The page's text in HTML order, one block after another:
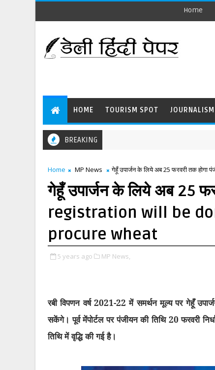
Home
HOME TOURISM SPOT
BREAKING
Home MP News गेहूँ उपार्जन के लिये अब 25 फरवरी तक
गेहूँ उपार्जन के लिये अब 25
registration will be
procure wheat
5 years ago MP News,
रबी विपणन वर्ष 2021-22 में समर्थन मूल्य पर गेहूँ
सकेंगे। पूर्व मेंपोर्टल पर पंजीयन की तिथि 20 फरवरी
तिथि में वृद्धि की गई है।